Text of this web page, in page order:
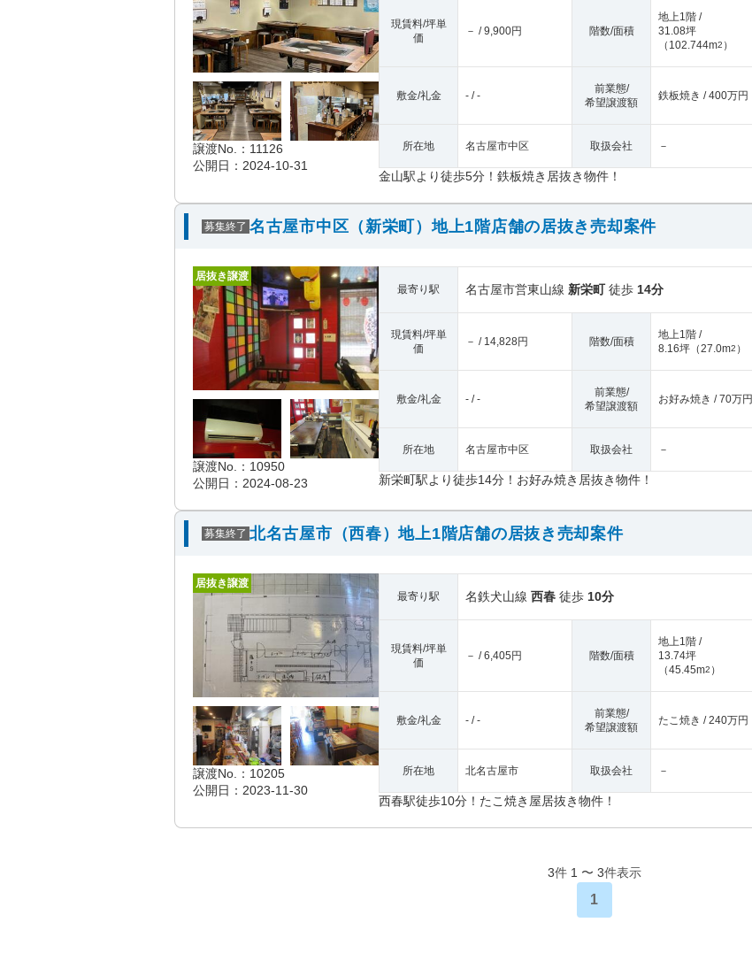
譲渡No.：11126
公開日：2024-10-31
現賃料/坪単
価
－ / 9,900円 階数/面積
地上1階 /
31.08坪
（ 102.744m2 ）
敷金/礼金 - / -
前業態/
希望譲渡額
鉄板焼き / 400万円
所在地 名古屋市中区 取扱会社 －
金山駅より徒歩5分！鉄板焼き居抜き物件！
募集終了 名古屋市中区（新栄町）地上1階店舗の居抜き売却案件
居抜き譲渡
譲渡No.：10950
公開日：2024-08-23
最寄り駅 名古屋市営東山線 新栄町徒歩 14分
現賃料/坪単
価
－ / 14,828円 階数/面積
地上1階 /
8.16坪 （27.0m2 ）
敷金/礼金 - / -
前業態/
希望譲渡額
お好み焼き / 70万円
所在地 名古屋市中区 取扱会社 －
新栄町駅より徒歩14分！お好み焼き居抜き物件！
募集終了 北名古屋市（西春）地上1階店舗の居抜き売却案件
居抜き譲渡
譲渡No.：10205
公開日：2023-11-30
最寄り駅 名鉄犬山線 西春 徒歩 10分
現賃料/坪単
価
－ / 6,405円 階数/面積
地上1階 /
13.74坪
（45.45m2 ）
敷金/礼金 - / -
前業態/
希望譲渡額
たこ焼き / 240万円
所在地 北名古屋市 取扱会社 －
西春駅徒歩10分！たこ焼き屋居抜き物件！
3件 1 〜 3件表示
1